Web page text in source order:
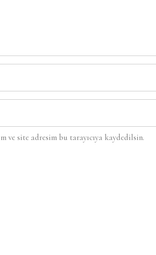
ve site adresim bu tarayıcıya kaydedilsin.